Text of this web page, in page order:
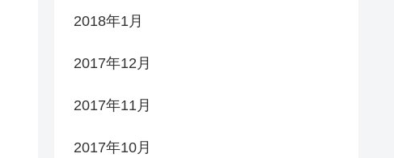
2018年1月
2017年12月
2017年11月
2017年10月